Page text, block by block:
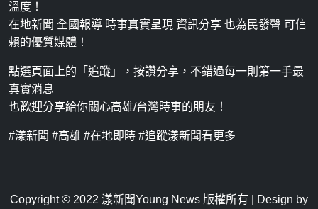
溫度！
在地新聞 全國報導 時事真實呈現 資訊分享 也為民發聲 可信
賴的優質媒體！
點選頁面上的「追蹤」，按讚分享，不錯過每一則第一手最
真實消息
也歡迎分享給你關心高雄/台灣時事的朋友！
#漾新聞 #高雄 #在地即時 #追蹤漾新聞看更多
Copyright © 2022 漾新聞Young News 版權所有 | Design by